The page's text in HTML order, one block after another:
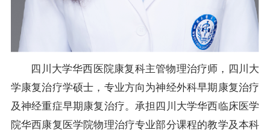
四川大学华西医院康复科主管物理治疗师，四川大
学康复治疗学硕士，专业方向为神经外科早期康复治疗
及神经重症早期康复治疗。承担四川大学华西临床医学
院华西康复医学院物理治疗专业部分课程的教学及本科